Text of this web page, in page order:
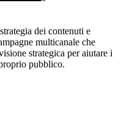
dei contenuti e
multicanale che
strategica per aiutare i
pubblico.